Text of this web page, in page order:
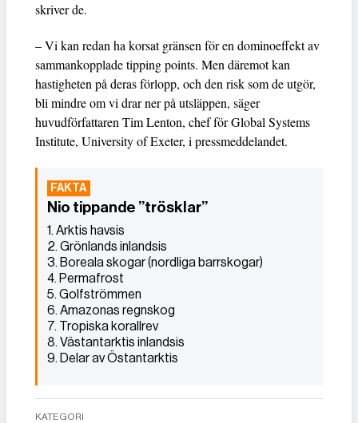
skriver de.
– Vi kan redan ha korsat gränsen för en dominoeffekt av
sammankopplade tipping points. Men däremot kan
hastigheten på deras förlopp, och den risk som de utgör,
bli mindre om vi drar ner på utsläppen, säger
huvudförfattaren Tim Lenton, chef för Global Systems
Institute, University of Exeter, i pressmeddelandet.
Nio tippande ”trösklar”
1. Arktis havsis
2. Grönlands inlandsis
3. Boreala skogar (nordliga barrskogar)
4. Permafrost
5. Golfströmmen
6. Amazonas regnskog
7. Tropiska korallrev
8. Västantarktis inlandsis
9. Delar av Östantarktis
KATEGORI